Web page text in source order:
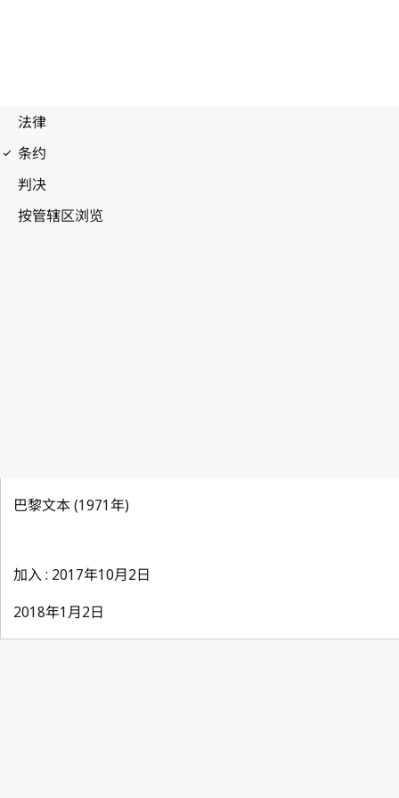
巴黎文本 (1971年)
加入 : 2017年10月2日
2018年1月2日